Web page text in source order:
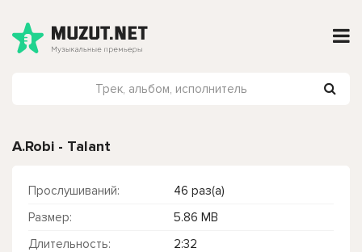
A.Robi - Talant
Прослушиваний:
46 раз(а)
Размер:
5.86 MB
Длительность:
2:32